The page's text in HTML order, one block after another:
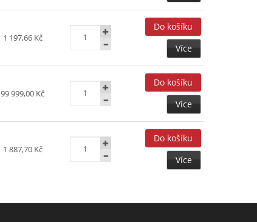
1 197,66 Kč
Více
99 999,00 Kč
Více
1 887,70 Kč
Více